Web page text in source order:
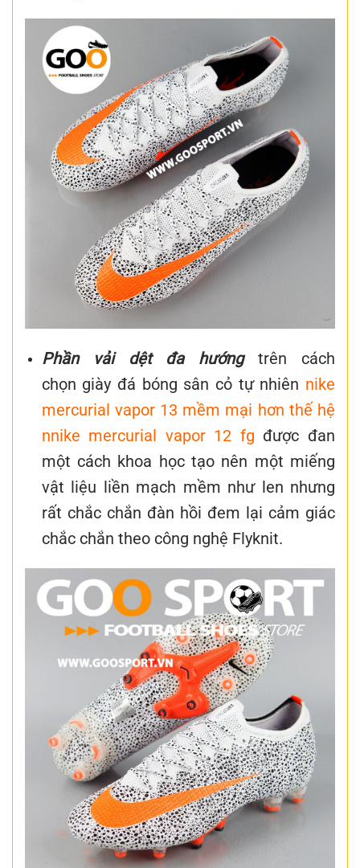
Phần vải dệt đa hướngtrên cách
chọn giày đá bóng sân cỏ tự nhiên nike
mercurial vapor 13 mềm mại hơn thế hệ
nnike mercurial vapor 12 fg được đan
một cách khoa học tạo nên một miếng
vật liệu liền mạch mềm như len nhưng
rất chắc chắn đàn hồi đem lại cảm giác
chắc chắn theo công nghệ Flyknit.